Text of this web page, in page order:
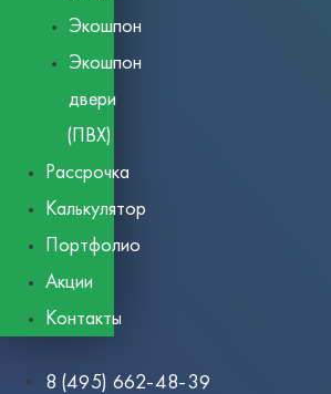
Экошпон
Экошпон
двери
(ПВХ)
Рассрочка
Калькулятор
Портфолио
Акции
Контакты
8 (495) 662-48-39